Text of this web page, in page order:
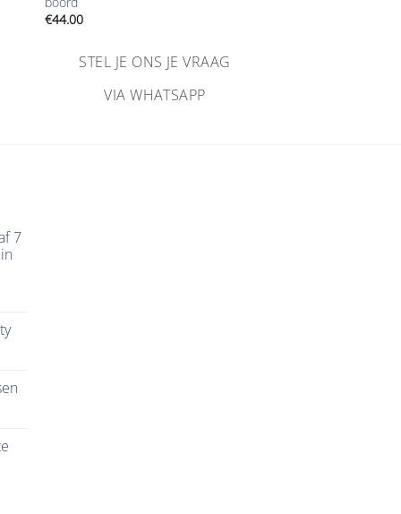
€44.00
STEL JE ONS JE VRAAG
VIA WHATSAPP
7